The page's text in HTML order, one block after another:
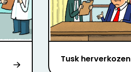
Tusk herverkozen